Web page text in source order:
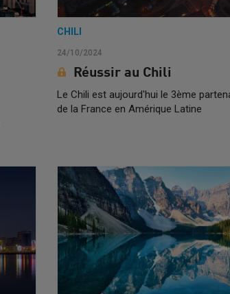
CHILI
24/10/2024
Réussir au Chili
Le Chili est aujourd'hui le 3ème
de la France en Amérique Latine